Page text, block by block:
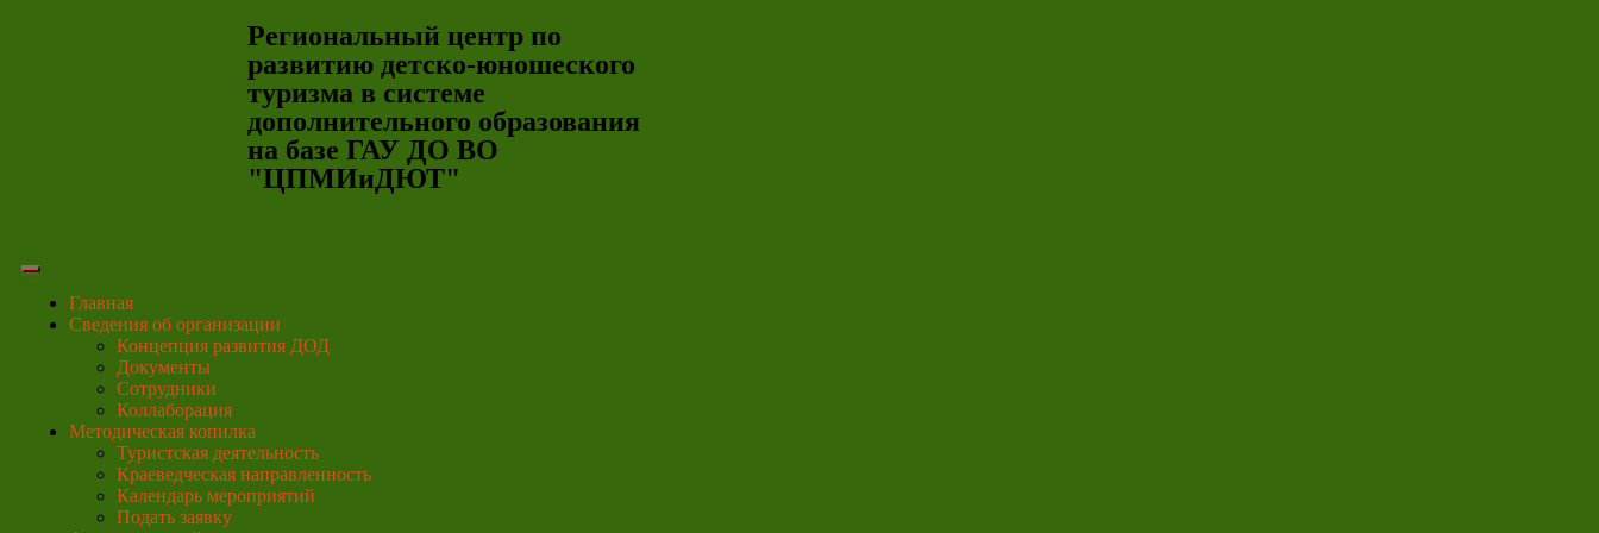
Региональный центр по
развитию детско-юношеского
туризма в системе
дополнительного образования
на базе ГАУ ДО ВО
"ЦПМИиДЮТ"
Главная
Сведения об организации
Концепция развития ДОД
Документы
Сотрудники
Коллаборация
Методическая копилка
Туристская деятельность
Краеведческая направленность
Календарь мероприятий
Подать заявку